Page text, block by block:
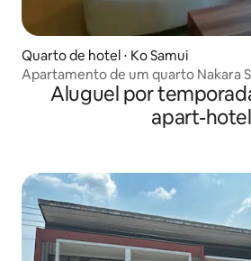
Quarto de hotel ⋅ Ko Samui
Apartamento de um quarto Nakara
Aluguel por
apart-hotel